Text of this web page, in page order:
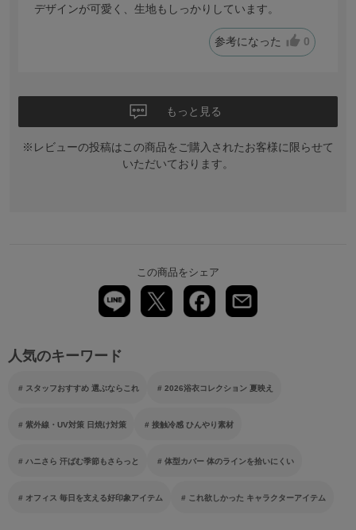
デザインが可愛く、生地もしっかりしています。
参考になった 0
もっと見る
※レビューの投稿はこの商品をご購入されたお客様に限らせて
いただいております。
この商品をシェア
人気のキーワード
スタッフおすすめ 選ぶならこれ 2026浴衣コレクション 夏映え
紫外線・UV対策 日焼け対策 接触冷感 ひんやり素材
ハニさら 汗ばむ季節もさらっと 体型カバー 体のラインを拾いにくい
オフィス 毎日を支える好印象アイテム これ欲しかった キャラクターアイテム